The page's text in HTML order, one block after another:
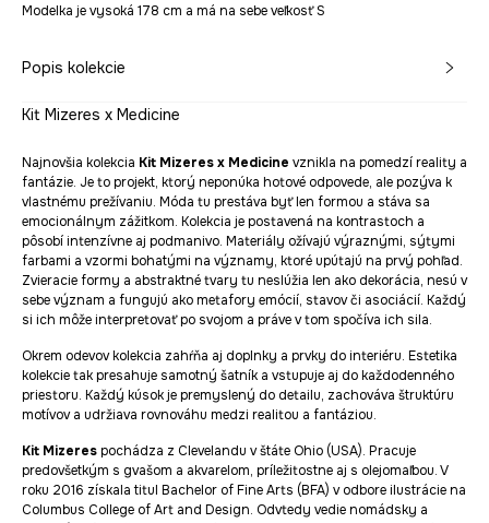
Modelka je vysoká 178 cm a má na sebe veľkosť S
Popis kolekcie
Kit Mizeres x Medicine
Najnovšia kolekcia Kit Mizeres x Medicine vznikla na pomedzí reality a
fantázie. Je to projekt, ktorý neponúka hotové odpovede, ale pozýva k
vlastnému prežívaniu. Móda tu prestáva byť len formou a stáva sa
emocionálnym zážitkom. Kolekcia je postavená na kontrastoch a
pôsobí intenzívne aj podmanivo. Materiály ožívajú výraznými, sýtymi
farbami a vzormi bohatými na významy, ktoré upútajú na prvý pohľad.
Zvieracie formy a abstraktné tvary tu neslúžia len ako dekorácia, nesú v
sebe význam a fungujú ako metafory emócií, stavov či asociácií. Každý
si ich môže interpretovať po svojom a práve v tom spočíva ich sila.
Okrem odevov kolekcia zahŕňa aj doplnky a prvky do interiéru. Estetika
kolekcie tak presahuje samotný šatník a vstupuje aj do každodenného
priestoru. Každý kúsok je premyslený do detailu, zachováva štruktúru
motívov a udržiava rovnováhu medzi realitou a fantáziou.
Kit Mizerespochádza z Clevelandu v štáte Ohio (USA). Pracuje
predovšetkým s gvašom a akvarelom, príležitostne aj s olejomaľbou. V
roku 2016 získala titul Bachelor of Fine Arts (BFA) v odbore ilustrácie na
Columbus College of Art and Design. Odvtedy vedie nomádsky a